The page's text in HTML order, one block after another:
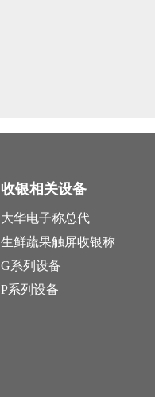
收银相关设备
大华电子称总代
生鲜蔬果触屏收银称
G系列设备
P系列设备